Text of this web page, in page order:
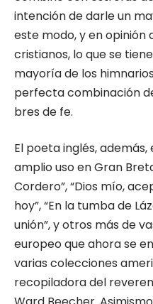
intención de darle un
este modo, y en opinión
cristianos, lo que se
mayoría de los
perfec­ta combinación
bres de fe.
El poeta inglés,
amplio uso en Gran
Cordero”, “Dios mío,
hoy”, “En la tumba de
unión”, y otros más de
europeo que ahora se
varias colecciones
recopiladora del